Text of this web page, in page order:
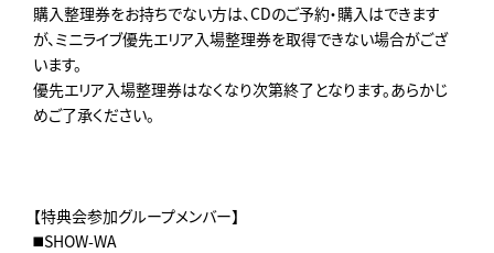
購入整理券をお持ちでない方は、CDのご予約・購入はできます
が、ミニライブ優先エリア入場整理券を取得できない場合がござ
います。
優先エリア入場整理券はなくなり次第終了となります。あらかじ
めご了承ください。
【特典会参加グループメンバー】
◼️SHOW-WA